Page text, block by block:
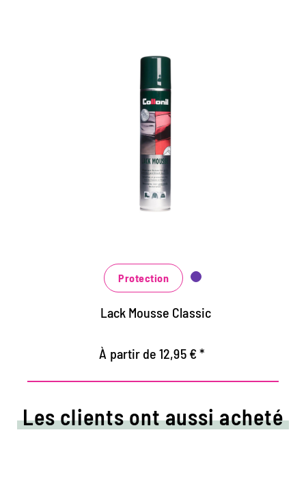
Mousse de soins de
peinture crémeuse
Protège et se soucie de tout le cuir verni
Avec des ingrédients soigneusement
Protection
Lack Mousse Classic
À partir de 12,95 € *
Les clients ont aussi acheté